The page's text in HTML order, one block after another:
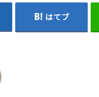
はてブ